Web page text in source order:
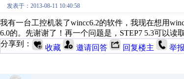
发表于：2013-08-11 10:40:58
我有一台工控机装了wincc6.2的软件，我现在想用
6.0的。先谢谢了！再一个问题是，STEP7 5.3可以读
分享到：
收藏 邀请回答 回复楼主 举报